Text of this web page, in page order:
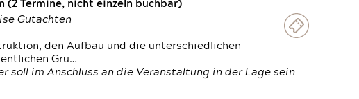
(2 Termine, nicht einzeln buchbar)
Gutachten
den Aufbau und die unterschiedlichen
Gru…
soll im Anschluss an die Veranstaltung in der Lage sein